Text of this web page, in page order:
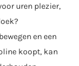
uren plezier,
en een
koopt, kan